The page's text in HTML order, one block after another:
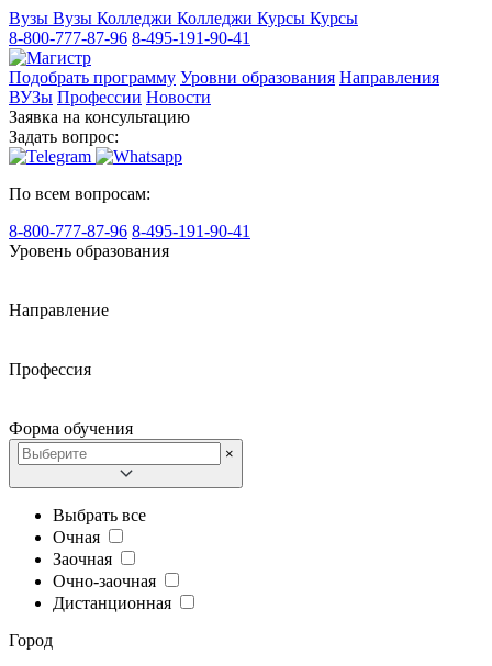
Вузы Вузы Колледжи Колледжи Курсы Курсы
8-800-777-87-96 8-495-191-90-41
Подобрать программу Уровни образования Направления
ВУЗы Профессии Новости
Заявка на консультацию
Задать вопрос:
По всем вопросам:
8-800-777-87-96 8-495-191-90-41
Уровень образования
Направление
Профессия
Форма обучения
×
Выбрать все
Очная
Заочная
Очно-заочная
Дистанционная
Город